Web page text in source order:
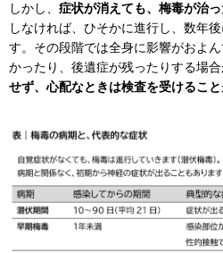
しかし、 症状が消えても、梅毒が治
しなければ、ひそかに進行し、数年
す。その段階では全身に影響がおよ
かったり、後遺症が残ったりする場合
せず、心配なときは検査を受けること